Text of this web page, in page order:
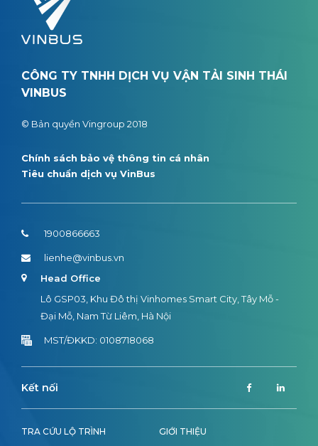
CÔNG TY TNHH DỊCH VỤ VẬN TẢI SINH THÁI
VINBUS
© Bản quyền Vingroup 2018
Chính sách bảo vệ thông tin cá nhân
Tiêu chuẩn dịch vụ VinBus
TRA CỨU LỘ TRÌNH GIỚI THIỆU
1900866663
lienhe@vinbus.vn
Head Office
Lô GSP03, Khu Đô thị Vinhomes Smart City, Tây Mỗ -
Đại Mỗ, Nam Từ Liêm, Hà Nội
MST/ĐKKD: 0108718068
Kết nối